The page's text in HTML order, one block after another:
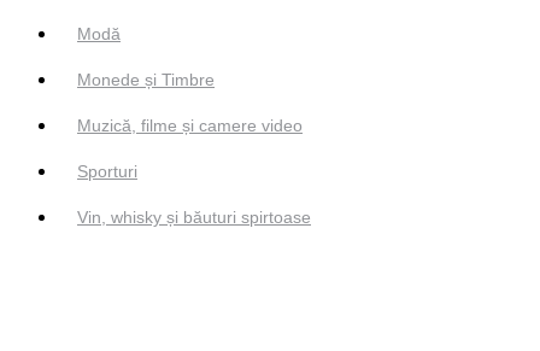
Modă
Monede și Timbre
Muzică, filme și camere video
Sporturi
Vin, whisky și băuturi spirtoase